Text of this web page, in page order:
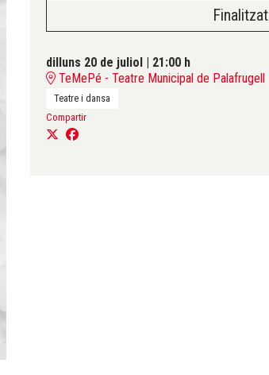
Finalitzat
dilluns 20 de juliol | 21:00 h
TeMePé - Teatre Municipal de Palafrugell
Teatre i dansa
Compartir